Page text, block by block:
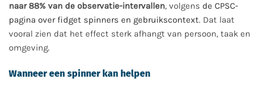
naar 88% van de observatie-intervallen, volgens de CPSC-
pagina over fidget spinners en gebruikscontext. Dat laat
vooral zien dat het effect sterk afhangt van persoon, taak en
omgeving.
Wanneer een spinner kan helpen